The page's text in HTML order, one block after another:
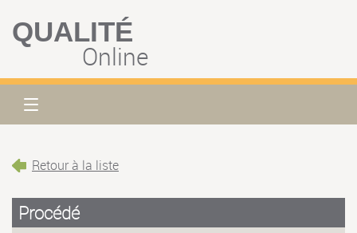
QUALITÉ
Online
Retour à la liste
Procédé